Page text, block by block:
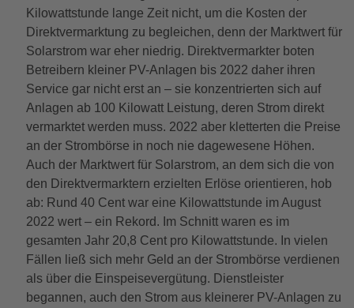
Kilowattstunde lange Zeit nicht, um die Kosten der
Direktvermarktung zu begleichen, denn der Marktwert für
Solarstrom war eher niedrig. Direktvermarkter boten
Betreibern kleiner PV-Anlagen bis 2022 daher ihren
Service gar nicht erst an – sie konzentrierten sich auf
Anlagen ab 100 Kilowatt Leistung, deren Strom direkt
vermarktet werden muss. 2022 aber kletterten die Preise
an der Strombörse in noch nie dagewesene Höhen.
Auch der Marktwert für Solarstrom, an dem sich die von
den Direktvermarktern erzielten Erlöse orientieren, hob
ab: Rund 40 Cent war eine Kilowattstunde im August
2022 wert – ein Rekord. Im Schnitt waren es im
gesamten Jahr 20,8 Cent pro Kilowattstunde. In vielen
Fällen ließ sich mehr Geld an der Strombörse verdienen
als über die Einspeisevergütung. Dienstleister
begannen, auch den Strom aus kleinerer PV-Anlagen zu